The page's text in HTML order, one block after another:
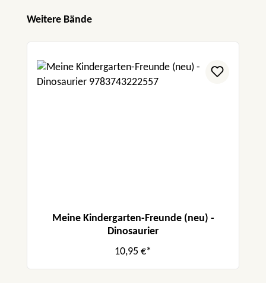
Produktgalerie überspringen
Weitere Bände
Meine Kindergarten-Freunde (neu) -
Dinosaurier
10,95 €*